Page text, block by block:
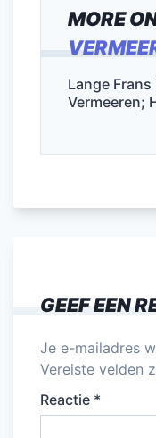
MORE
Lange
Vermeeren;
e
b
o
o
er l
GEEF EEN
Je e-mailadres
Vereiste velden
Reactie *